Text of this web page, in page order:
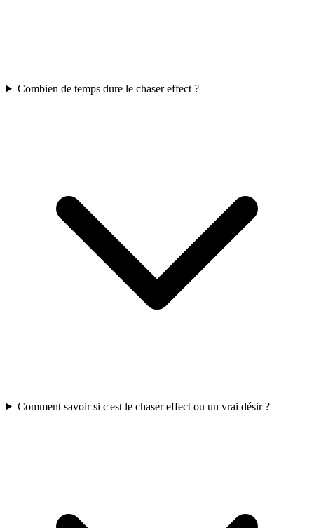
Combien de temps dure le chaser effect ?
Comment savoir si c'est le chaser effect ou un vrai désir ?